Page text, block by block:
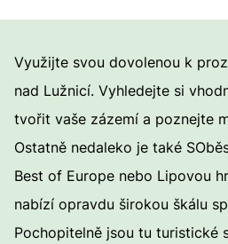
Využijte svou dovolenou k
nad Lužnicí. Vyhledejte si
tvořit vaše zázemí a poznejte
Ostatně nedaleko je také
Best of Europe nebo Lipovou
nabízí opravdu širokou škálu
Pochopitelně jsou tu turistické